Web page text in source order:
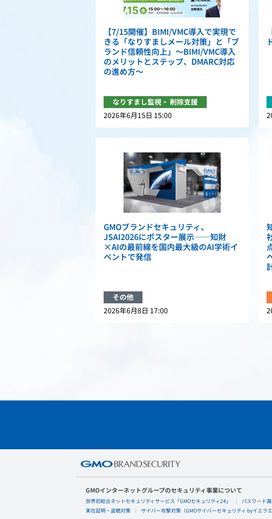
【7/15開催】BIMI/VMC導入で実現で
きる「なりすましメール対策」と「ブ
ランド信頼性向上」〜BIMI/VMC導入
のメリットとステップ、DMARC対応
の進め方〜
なりすまし監視・ 削除支援
2026年6月15日 15:00
GMOブランドセキュリティ、
JSAI2026にポスター展示――知財
×AIの最前線を国内最大級のAI学術イ
ベントで発信
その他
2026年6月8日 17:00
GMOインターネットグループのセキュリティ事業について
世界初総合ネットセキュリティサービス「GMOセキュリティ24」 パスワード
実在証明・盗聴対策 サイバー攻撃対策（GMOサイバーセキュリティ byイエラエ